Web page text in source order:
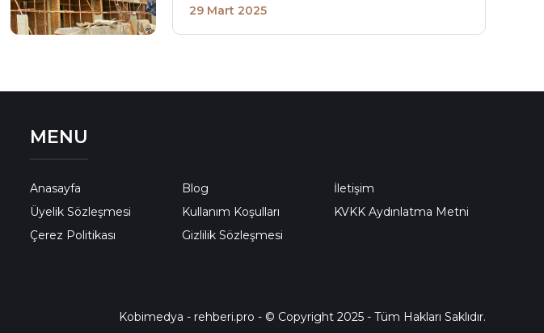
29 Mart 2025
MENU
Anasayfa Blog
İletişim
Üyelik Sözleşmesi
Kullanım Koşulları
KVKK Aydınlatma Metni
Çerez Politikası
Gizlilik Sözleşmesi
Kobimedya - rehberi.pro - © Copyright 2025 - Tüm Hakları Saklıdır.